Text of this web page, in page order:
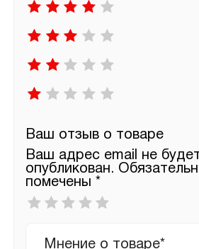
Ваш отзыв о товаре
Ваш адрес email не
опубликован.
помечены *
Ваша
оценка
отзыв